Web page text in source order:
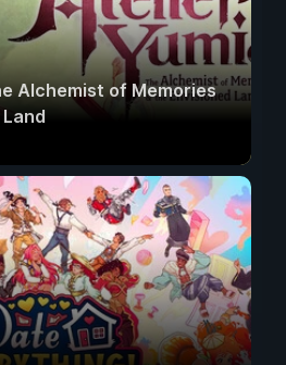
Alchemist of Memories